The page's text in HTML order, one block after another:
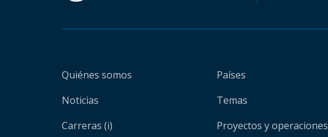
Quiénes somos
Noticias
Carreras (i)
Países
Temas
Proyectos y operaciones